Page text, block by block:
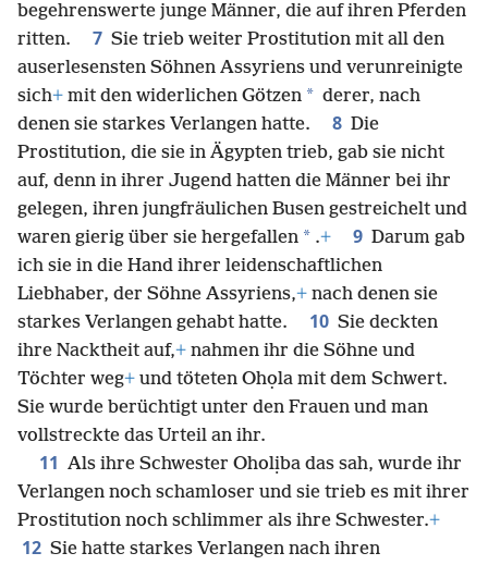
gekleidete Statthalter und Untervorsteher – alles
begehrenswerte junge Männer, die auf ihren Pferden
ritten. 7 Sie trieb weiter Prostitution mit all den
auserlesensten Söhnen Assyriens und verunreinigte
sich+mit den widerlichen Götzen *
derer, nach
denen sie starkes Verlangen hatte. 8 Die
Prostitution, die sie in Ägypten trieb, gab sie nicht
auf, denn in ihrer Jugend hatten die Männer bei ihr
gelegen, ihren jungfräulichen Busen gestreichelt und
waren gierig über sie hergefallen * .+ 9 Darum gab
ich sie in die Hand ihrer leidenschaftlichen
Liebhaber, der Söhne Assyriens,
nach denen sie
starkes Verlangen gehabt hatte. 10 Sie deckten
ihre Nacktheit auf, +nahmen ihr die Söhne und
Töchter weg+und töteten Ohọla mit dem Schwert.
Sie wurde berüchtigt unter den Frauen und man
vollstreckte das Urteil an ihr.
11 Als ihre Schwester Oholịba das sah, wurde ihr
Verlangen noch schamloser und sie trieb es mit ihrer
Prostitution noch schlimmer als ihre Schwester.